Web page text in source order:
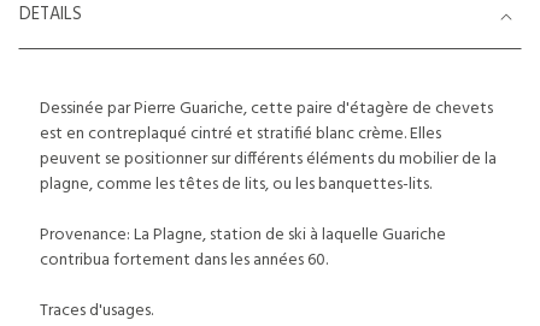
DETAILS
Dessinée par Pierre Guariche, cette paire d'étagère de chevets
est en contreplaqué cintré et stratifié blanc crème. Elles
peuvent se positionner sur différents éléments du mobilier de la
plagne, comme les têtes de lits, ou les banquettes-lits.
Provenance: La Plagne, station de ski à laquelle Guariche
contribua fortement dans les années 60.
Traces d'usages.